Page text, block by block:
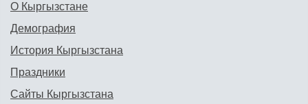
О Кыргызстане
Демография
История Кыргызстана
Праздники
Сайты Кыргызстана